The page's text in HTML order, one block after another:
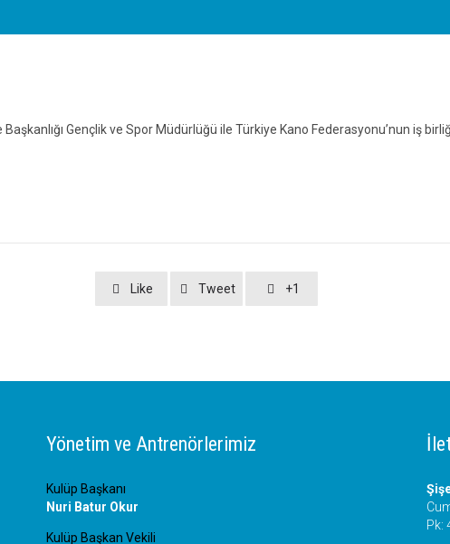
Gençlik ve Spor Müdürlüğü ile Türkiye Kano Federasyonu’nun iş
 Like  Tweet  +1
Yönetim ve Antrenörlerimiz
Kulüp Başkanı
Nuri Batur Okur
Kulüp Başkan Vekili
Pk: